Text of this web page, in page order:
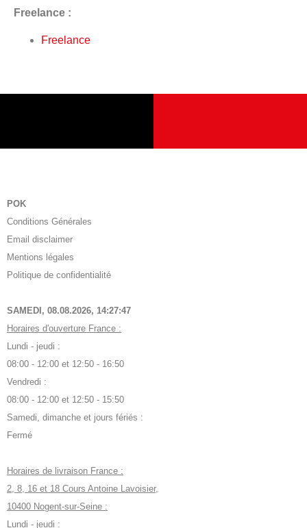
Freelance :
Freelance
POK
Conditions Générales
Email disclaimer
Mentions légales
Politique de confidentialité
SAMEDI, 08.08.2026, 14:27:48
Horaires d'ouverture France :
Lundi - jeudi :
08:00 - 12:00 et 12:50 - 16:50
Vendredi :
08:00 - 12:00 et 12:50 - 15:50
Samedi, dimanche et jours fériés :
Fermé
Horaires de livraison France :
2, 8, 16 et 18 Cours Antoine Lavoisier,
10400 Nogent-sur-Seine :
Lundi - jeudi :